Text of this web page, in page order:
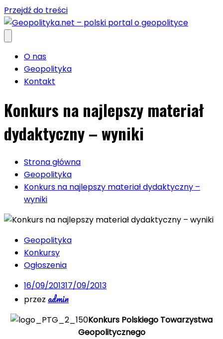
Przejdź do treści
O nas
Geopolityka
Kontakt
Konkurs na najlepszy materiał
dydaktyczny – wyniki
Strona główna
Geopolityka
Konkurs na najlepszy materiał dydaktyczny –
wyniki
Geopolityka
Konkursy
Ogłoszenia
16/09/201317/09/2013
przez admin
Konkurs Polskiego Towarzystwa
Geopolitycznego